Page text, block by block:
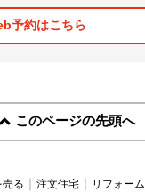
予約はこちら
このページの先頭へ
る 注文住宅 リフォーム